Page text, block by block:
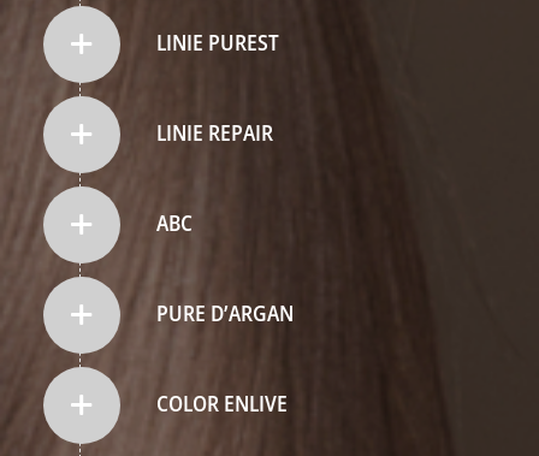
LINIE PUREST
LINIE REPAIR
ABC
PURE D’ARGAN
COLOR ENLIVE